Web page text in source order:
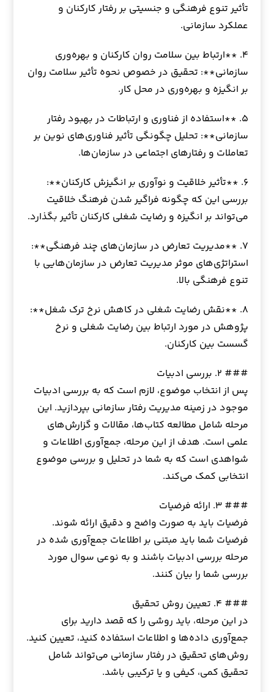
تأثیر تنوع فرهنگی و جنسیتی بر رفتار کارکنان و
عملکرد سازمانی.
۴. **ارتباط بین سلامت روان کارکنان و بهره‌وری
سازمانی**: تحقیق در خصوص نحوه تأثیر سلامت روان
بر انگیزه و بهره‌وری در محل کار.
۵. **استفاده از فناوری و ارتباطات در بهبود رفتار
سازمانی**: تحلیل چگونگی تأثیر فناوری‌های نوین بر
تعاملات و رفتارهای اجتماعی در سازمان‌ها.
۶. **تأثیر خلاقیت و نوآوری بر انگیزش کارکنان**:
بررسی این که چگونه فراگیر شدن فرهنگ خلاقیت
می‌تواند بر انگیزه و رضایت شغلی کارکنان تأثیر بگذارد.
۷. **مدیریت تعارض در سازمان‌های چند فرهنگی**:
استراتژی‌های موثر مدیریت تعارض در سازمان‌هایی با
تنوع فرهنگی بالا.
۸. **نقش رضایت شغلی در کاهش نرخ ترک شغل**:
پژوهش در مورد ارتباط بین رضایت شغلی و نرخ
گسست بین کارکنان.
### ۲. بررسی ادبیات
پس از انتخاب موضوع، لازم است که به بررسی ادبیات
موجود در زمینه مدیریت رفتار سازمانی بپردازید. این
مرحله شامل مطالعه کتاب‌ها، مقالات و گزارش‌های
علمی است. هدف از این مرحله، جمع‌آوری اطلاعات و
شواهدی است که به شما در تحلیل و بررسی موضوع
انتخابی کمک می‌کند.
### ۳. ارائه فرضیات
فرضیات باید به صورت واضح و دقیق ارائه شوند.
فرضیات شما باید مبتنی بر اطلاعات جمع‌آوری شده در
مرحله بررسی ادبیات باشند و به نوعی سوال مورد
بررسی شما را بیان کنند.
### ۴. تعیین روش تحقیق
در این مرحله، باید روشی را که قصد دارید برای
جمع‌آوری داده‌ها و اطلاعات استفاده کنید، تعیین کنید.
روش‌های تحقیق در رفتار سازمانی می‌تواند شامل
تحقیق کمی، کیفی و یا ترکیبی باشد.